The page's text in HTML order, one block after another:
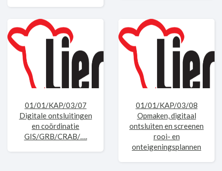
01/01/KAP/03/07
Digitale ontsluitingen
en coördinatie
GIS/GRB/CRAB/….
01/01/KAP/03/08
Opmaken, digitaal
ontsluiten en screenen
rooi- en
onteigeningsplannen